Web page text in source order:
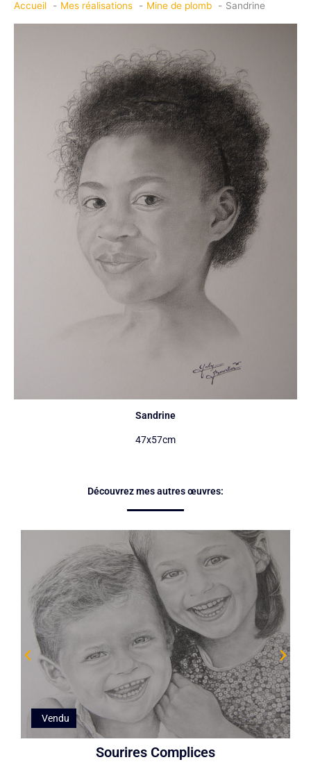
Accueil Mes réalisations Mine de plomb Sandrine
Sandrine
47x57cm
Découvrez mes autres œuvres:
Vendu
Sourires Complices